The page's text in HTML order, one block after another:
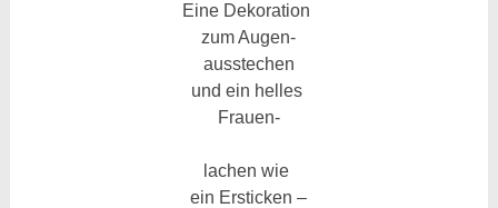
Eine Dekoration
zum Augen-
ausstechen
und ein helles
Frauen-
lachen wie
ein Ersticken –